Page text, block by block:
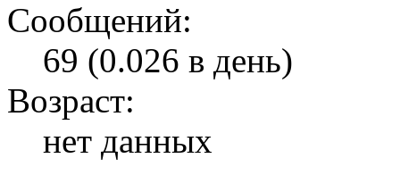
Сообщений:
69 (0.026 в день)
Возраст:
нет данных